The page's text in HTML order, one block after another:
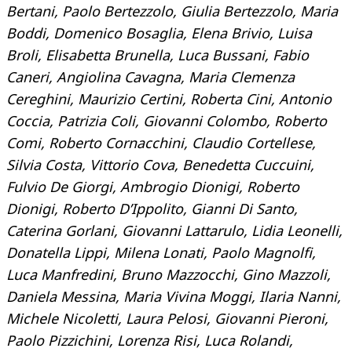
Bertani, Paolo Bertezzolo, Giulia Bertezzolo, Maria
Boddi, Domenico Bosaglia, Elena Brivio, Luisa
Broli, Elisabetta Brunella, Luca Bussani, Fabio
Caneri, Angiolina Cavagna, Maria Clemenza
Cereghini, Maurizio Certini, Roberta Cini, Antonio
Coccia, Patrizia Coli, Giovanni Colombo, Roberto
Comi, Roberto Cornacchini, Claudio Cortellese,
Silvia Costa, Vittorio Cova, Benedetta Cuccuini,
Fulvio De Giorgi, Ambrogio Dionigi, Roberto
Dionigi, Roberto D’Ippolito, Gianni Di Santo,
Caterina Gorlani, Giovanni Lattarulo, Lidia Leonelli,
Donatella Lippi, Milena Lonati, Paolo Magnolfi,
Luca Manfredini, Bruno Mazzocchi, Gino Mazzoli,
Daniela Messina, Maria Vivina Moggi, Ilaria Nanni,
Michele Nicoletti, Laura Pelosi, Giovanni Pieroni,
Paolo Pizzichini, Lorenza Risi, Luca Rolandi,